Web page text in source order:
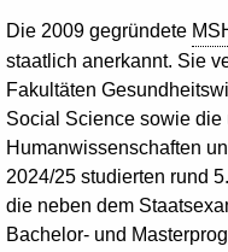
Die 2009 gegründete
staatlich anerkannt. Sie
Fakultäten
Social Science sowie die
Humanwissenschaften
2024/25 studierten rund
die neben dem
Bachelor- und